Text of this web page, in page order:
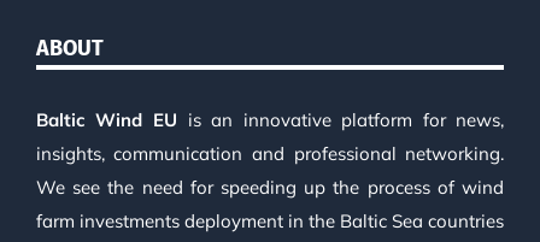
ABOUT
Baltic Wind EU is an innovative platform for news,
insights, communication and professional networking.
We see the need for speeding up the process of wind
farm investments deployment in the Baltic Sea countries